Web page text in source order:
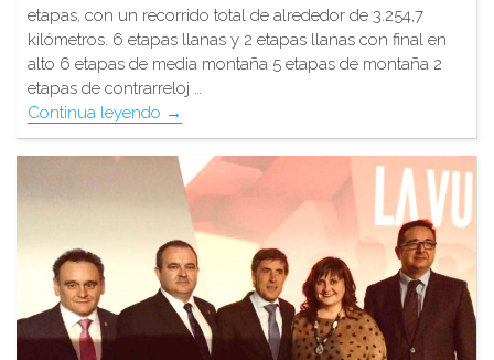
etapas, con un recorrido total de alrededor de 3.254,7
kilómetros. 6 etapas llanas y 2 etapas llanas con final en
alto 6 etapas de media montaña 5 etapas de montaña 2
etapas de contrarreloj …
Continua leyendo "Todas
las
etapas
de
Vuelta
2018"
→